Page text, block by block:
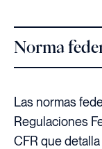
Norma
Las normas
Regulaciones
CFR que